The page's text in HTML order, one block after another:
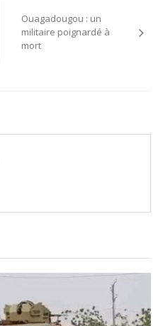
Ouagadougou : un
militaire poignardé à
mort